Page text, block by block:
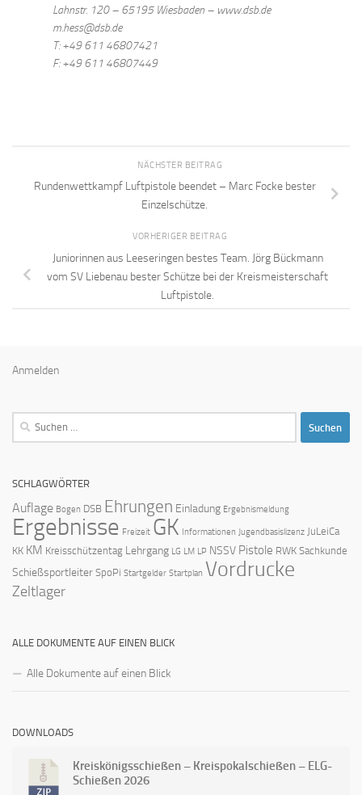
Lahnstr. 120 – 65195 Wiesbaden – www.dsb.de
m.hess@dsb.de
T: +49 611 46807421
F: +49 611 46807449
NÄCHSTER BEITRAG
Rundenwettkampf Luftpistole beendet – Marc Focke bester
Einzelschütze.
VORHERIGER BEITRAG
Juniorinnen aus Leeseringen bestes Team. Jörg Bückmann
vom SV Liebenau bester Schütze bei der Kreismeisterschaft
Luftpistole.
Anmelden
Suchen
SCHLAGWÖRTER
Auflage Bogen DSB Ehrungen Einladung Ergebnismeldung
Ergebnisse Freizeit GK Informationen Jugendbasislizenz JuLeiCa
KK KM Kreisschützentag Lehrgang LG LM LP NSSV Pistole RWK Sachkunde
Schießsportleiter SpoPi Startgelder Startplan Vordrucke
Zeltlager
ALLE DOKUMENTE AUF EINEN BLICK
Alle Dokumente auf einen Blick
DOWNLOADS
Kreiskönigsschießen – Kreispokalschießen – ELG-
Schießen 2026